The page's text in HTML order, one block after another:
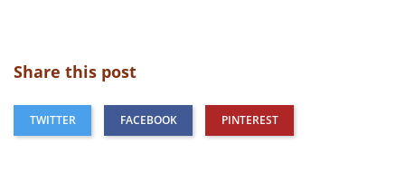
Share this post
TWITTER FACEBOOK PINTEREST